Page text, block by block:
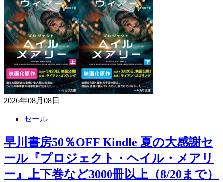
2026年08月08日
セール
早川書房50％OFF Kindle 夏の大感謝セ
ール『プロジェクト・ヘイル・メアリ
ー』上下巻など3000冊以上（8/20まで）